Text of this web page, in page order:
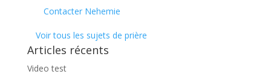
Contacter Nehemie
Voir tous les sujets de prière
Articles récents
Video test